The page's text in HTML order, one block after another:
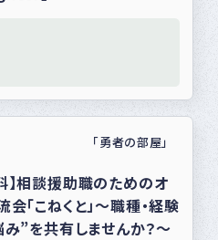
「勇者の部屋」
】相談援助職のためのオ
「こねくと」〜職種・経験
”を共有しませんか？〜